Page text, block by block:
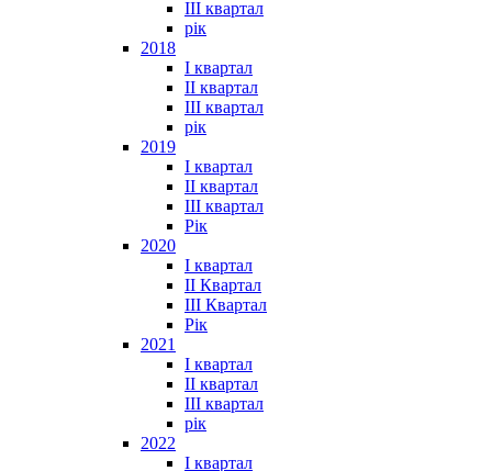
III квартал
рік
2018
I квартал
II квартал
III квартал
рік
2019
I квартал
II квартал
III квартал
Рік
2020
I квартал
II Квартал
III Квартал
Рік
2021
I квартал
II квартал
III квартал
рік
2022
I квартал